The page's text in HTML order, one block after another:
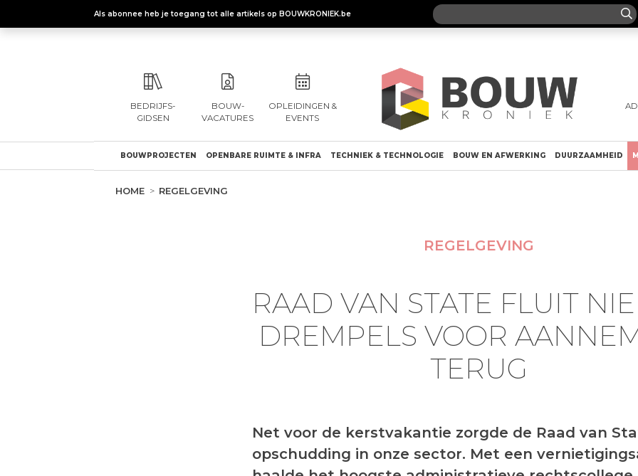
Als abonnee heb je toegang tot alle artikels op BOUWKRONIEK.be
BEDRIJFS-
GIDSEN
BOUW-
VACATURES
OPLEIDINGEN &
EVENTS
BOUWPROJECTEN OPENBARE RUIMTE & INFRA TECHNIEK & TECHNOLOGIE BOUW EN AFWERKING DUURZAAMHEID
HOME REGELGEVING
REGELGEVING
RAAD VAN STATE FLUIT
DREMPELS VOOR
TERUG
Net voor de kerstvakantie zorgde de Raad van
opschudding in onze sector. Met een